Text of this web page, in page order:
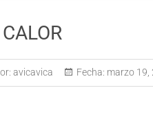
avicavica Fecha: marzo 19,